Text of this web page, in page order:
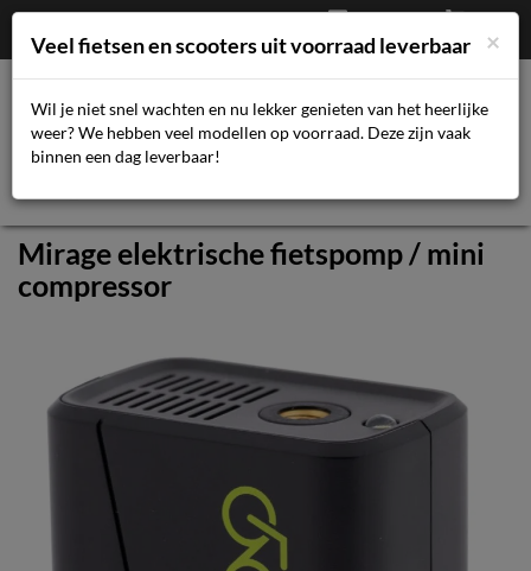
€0,00
Afrekenen
Mijn account
Mirage elektrische fietspomp / mini
compressor
×
Veel fietsen en scooters uit voorraad leverbaar
Wil je niet snel wachten en nu lekker genieten van het heerlijke
weer? We hebben veel modellen op voorraad. Deze zijn vaak
binnen een dag leverbaar!